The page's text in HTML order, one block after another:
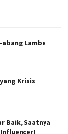
Lambe
Krisis
Baik, Saatnya